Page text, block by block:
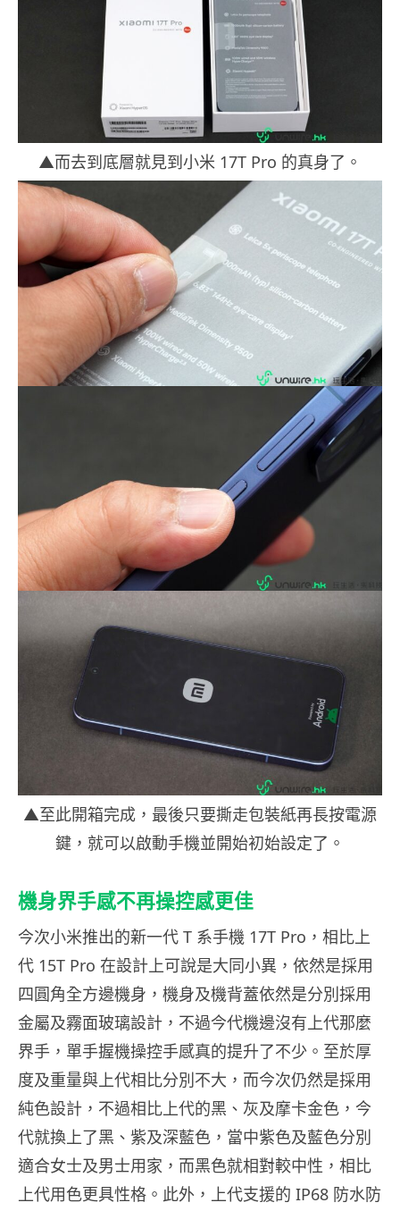
▲而去到底層就見到小米 17T Pro 的真身了。
▲至此開箱完成，最後只要撕走包裝紙再長按電源
鍵，就可以啟動手機並開始初始設定了。
機身界手感不再操控感更佳
今次小米推出的新一代 T 系手機 17T Pro，相比上
代 15T Pro 在設計上可說是大同小異，依然是採用
四圓角全方邊機身，機身及機背蓋依然是分別採用
金屬及霧面玻璃設計，不過今代機邊沒有上代那麼
界手，單手握機操控手感真的提升了不少。至於厚
度及重量與上代相比分別不大，而今次仍然是採用
純色設計，不過相比上代的黑、灰及摩卡金色，今
代就換上了黑、紫及深藍色，當中紫色及藍色分別
適合女士及男士用家，而黑色就相對較中性，相比
上代用色更具性格。此外，上代支援的 IP68 防水防